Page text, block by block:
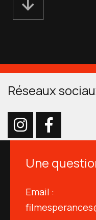
Réseaux
Une
Email :